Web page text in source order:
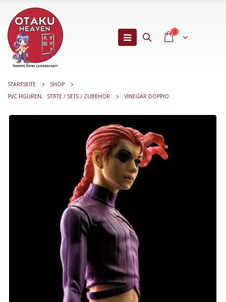
0
STARTSEITE
SHOP
PVC FIGUREN, STIFTE / SETS / ZUBEHÖR VINEGAR DOPPIO